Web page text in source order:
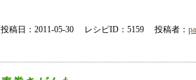
投稿日：2011-05-30 レシピID：5159 投稿者：